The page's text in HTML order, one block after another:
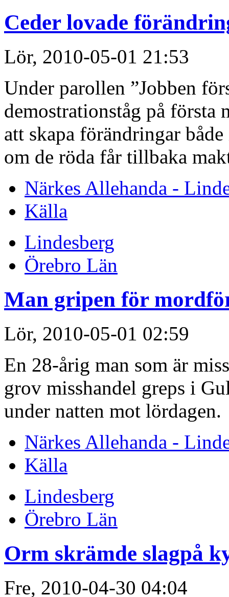
Ceder lovade
Lör, 2010-05-01 21:53
Under parollen ”Jobben
demostrationståg på första
att skapa förändringar
om de röda får tillbaka
Närkes Allehanda -
Källa
Lindesberg
Örebro Län
Man gripen för
Lör, 2010-05-01 02:59
En 28-årig man som är
grov misshandel greps i
under natten mot lördagen.
Närkes Allehanda -
Källa
Lindesberg
Örebro Län
Orm skrämde slagpå
Fre, 2010-04-30 04:04